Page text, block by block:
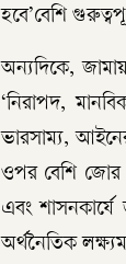
হবে’বেশি
অন্যদিকে,
‘নিরাপদ,
ভারসাম্য,
ওপর বেশি জোর
এবং শাসনকার্যে
অর্থনৈতিক